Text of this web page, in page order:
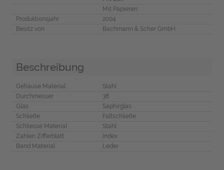
Mit Papieren
Produktionsjahr
2004
Besitz von
Bachmann & Scher GmbH
Beschreibung
Gehäuse Material
Stahl
Durchmesser
38
Glas
Saphirglas
Schließe
Faltschließe
Schliesse Material
Stahl
Zahlen Zifferblatt
Index
Band Material
Leder